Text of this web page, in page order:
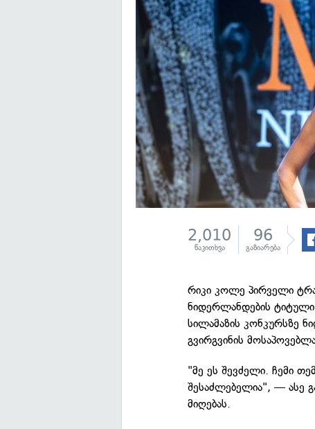
2,010
წაკითხვა
96
გაზიარება
რიკი კოლე პირველი
ნიდერლანდების
სილამაზის კონკურსზე
გვირგვინის
"მე ეს შევძელი. ჩემი
შესაძლებელია", — ასე
მიღებას.